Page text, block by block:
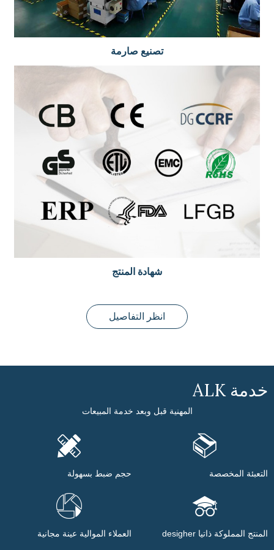
تصنيع صارمة
شهادة المنتج
انظر التفاصيل
خدمة ALK
المهنية قبل وبعد خدمة المبيعات
التعبئة المخصصة حجم ضبط بسهولة
المنتج المملوكة ذاتيا desigher العملاء الموالية عينة مجانية